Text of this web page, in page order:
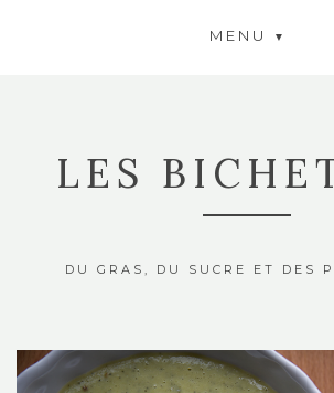
MENU
LES
DU GRAS, DU SUCRE ET DES